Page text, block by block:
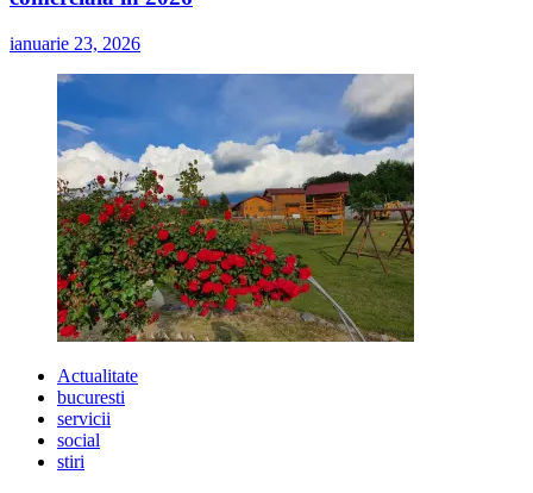
ianuarie 23, 2026
Actualitate
bucuresti
servicii
social
stiri